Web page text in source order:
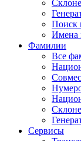
Поиск
Имена
Фамилии
Все
Сервисы